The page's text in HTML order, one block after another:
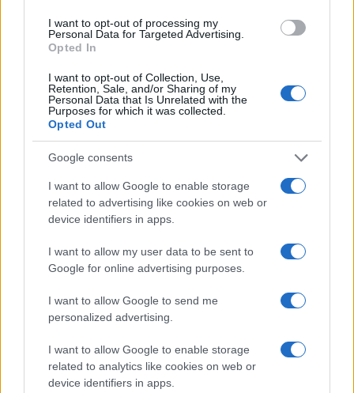
I want to opt-out of processing my
Personal Data for Targeted Advertising.
Opted In
I want to opt-out of Collection, Use,
Retention, Sale, and/or Sharing of my
Personal Data that Is Unrelated with the
Purposes for which it was collected.
Opted Out
Google consents
I want to allow Google to enable storage
related to advertising like cookies on web or
device identifiers in apps.
I want to allow my user data to be sent to
Google for online advertising purposes.
I want to allow Google to send me
personalized advertising.
I want to allow Google to enable storage
related to analytics like cookies on web or
device identifiers in apps.
Continua a leggere